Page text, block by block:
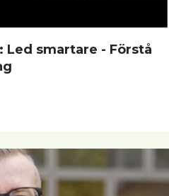
smartare - Förstå